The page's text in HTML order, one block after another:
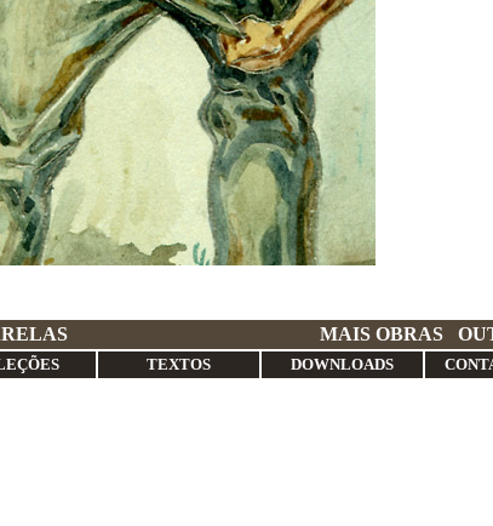
AQUARELAS MAIS OBRAS
TEXTOS DOWNLOADS